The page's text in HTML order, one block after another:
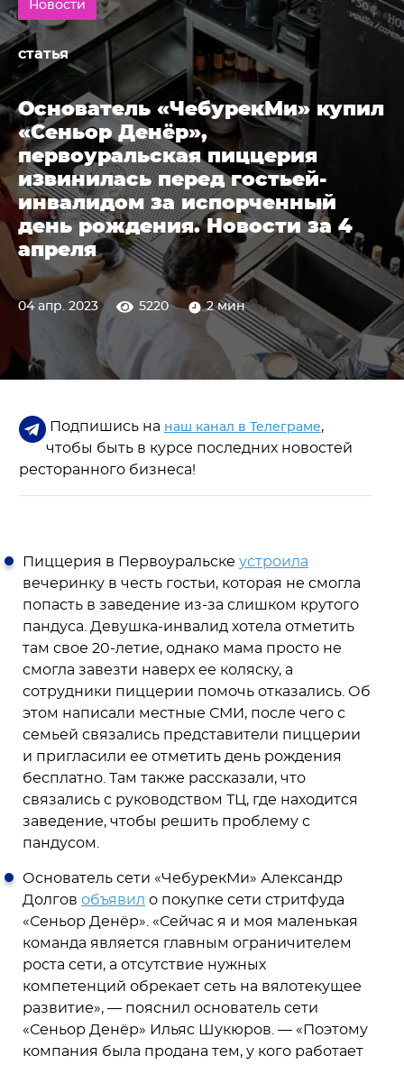
Новости
статья
Основатель «ЧебурекМи» купил
«Сеньор Денёр»,
первоуральская пиццерия
извинилась перед гостьей-
инвалидом за испорченный
день рождения. Новости за 4
апреля
04 апр. 2023 5220 2 мин
Подпишись на наш канал в Телеграме,
чтобы быть в курсе последних новостей
ресторанного бизнеса!
Пиццерия в Первоуральске устроила
вечеринку в честь гостьи, которая не смогла
попасть в заведение из-за слишком крутого
пандуса. Девушка-инвалид хотела отметить
там свое 20-летие, однако мама просто не
смогла завезти наверх ее коляску, а
сотрудники пиццерии помочь отказались. Об
этом написали местные СМИ, после чего с
семьей связались представители пиццерии
и пригласили ее отметить день рождения
бесплатно. Там также рассказали, что
связались с руководством ТЦ, где находится
заведение, чтобы решить проблему с
пандусом.
Основатель сети «ЧебурекМи» Александр
Долгов объявил о покупке сети стритфуда
«Сеньор Денёр». «Сейчас я и моя маленькая
команда является главным ограничителем
роста сети, а отсутствие нужных
компетенций обрекает сеть на вялотекущее
развитие», — пояснил основатель сети
«Сеньор Денёр» Ильяс Шукюров. — «Поэтому
компания была продана тем, у кого работает